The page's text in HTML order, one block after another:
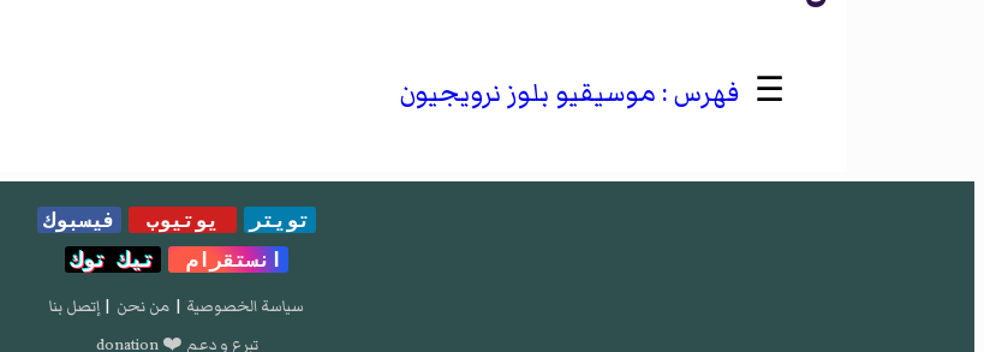
☰ موسيقيو بلوز نرويجيون
تويتر يوتيوب
فيسبوك
انستقرام
تيك توك
سياسة الخصوصية | من نحن | إتصل بنا
تبرع و دعم ❤️ donation